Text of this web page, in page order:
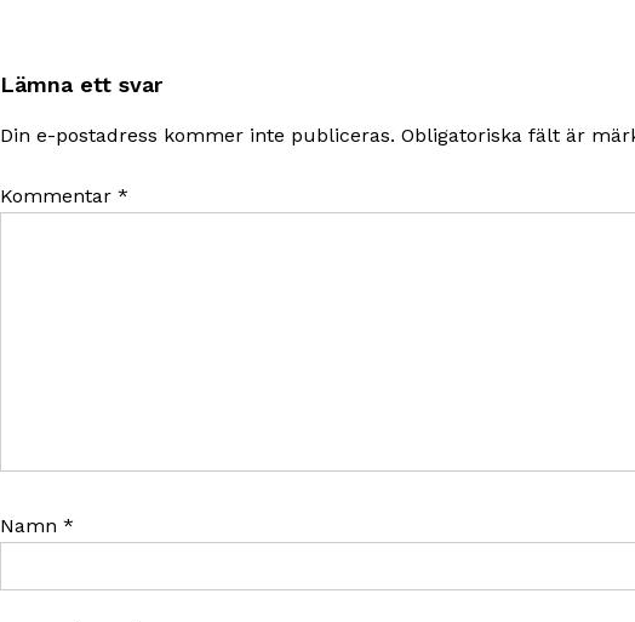
Lämna ett svar
Din e-postadress kommer inte publiceras. Obligatoriska fält är
Kommentar *
Namn *